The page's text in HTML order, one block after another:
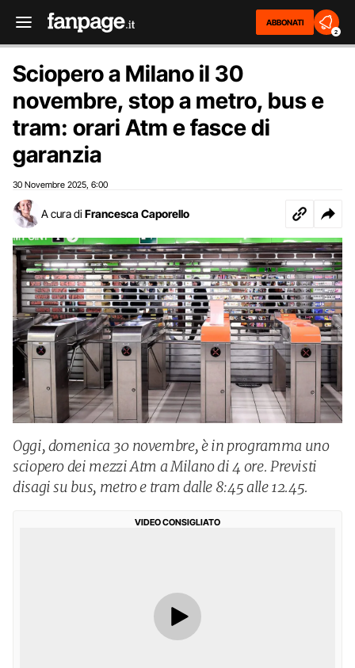
ABBONATI
2
Sciopero a Milano il 30
novembre, stop a metro, bus e
tram: orari Atm e fasce di
garanzia
30 Novembre 2025 6:00
A cura di Francesca Caporello
Oggi, domenica 30 novembre, è in programma uno
sciopero dei mezzi Atm a Milano di 4 ore. Previsti
disagi su bus, metro e tram dalle 8:45 alle 12.45.
VIDEO CONSIGLIATO